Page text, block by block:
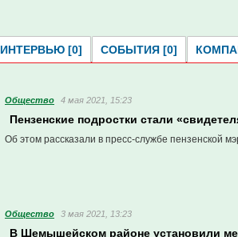
ИНТЕРВЬЮ [0] СОБЫТИЯ [0]
Общество 4 мая 2021, 15:23
Пензенские подростки стали
Об этом рассказали в пресс-службе пензенской
Общество 3 мая 2021, 13:23
В Шемышейском районе установили